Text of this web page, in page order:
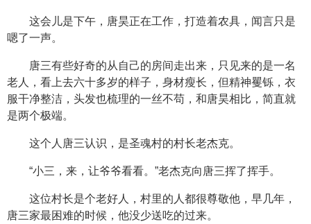
这会儿是下午，唐昊正在工作，打造着农具，闻言只是
嗯了一声。
唐三有些好奇的从自己的房间走出来，只见来的是一名
老人，看上去六十多岁的样子，身材瘦长，但精神矍铄，衣
服干净整洁，头发也梳理的一丝不苟，和唐昊相比，简直就
是两个极端。
这个人唐三认识，是圣魂村的村长老杰克。
“小三，来，让爷爷看看。”老杰克向唐三挥了挥手。
这位村长是个老好人，村里的人都很尊敬他，早几年，
唐三家最困难的时候，他没少送吃的过来。